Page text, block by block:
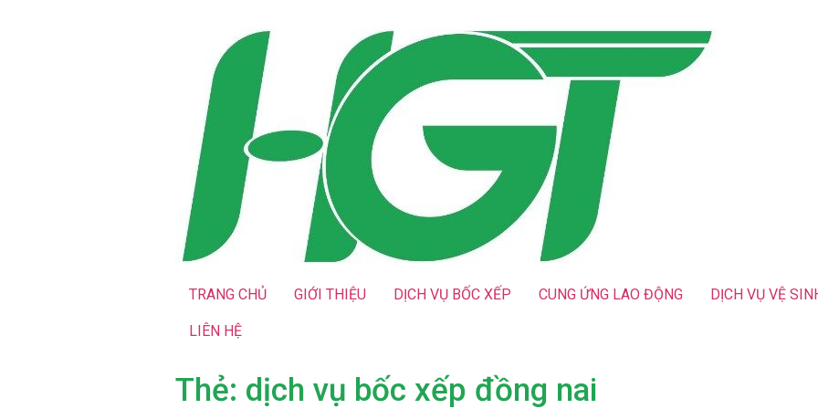
TRANG CHỦ GIỚI THIỆU DỊCH VỤ BỐC XẾP CUNG ỨNG LAO ĐỘNG DỊCH VỤ VỆ
LIÊN HỆ
Thẻ: dịch vụ bốc xếp đồng nai